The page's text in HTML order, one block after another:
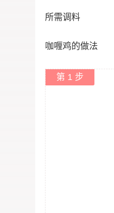
所需调料
咖喱鸡的做法
第 1 步